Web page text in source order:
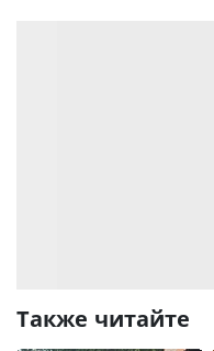
Также читайте